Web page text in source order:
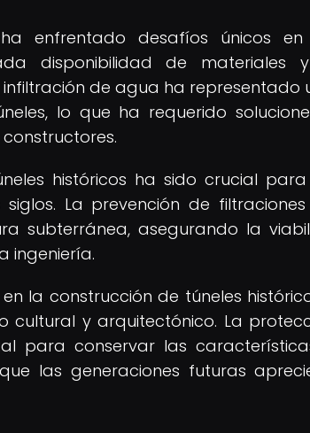
enfrentado desafíos únicos
disponibilidad de materiales
de agua ha representado
lo que ha requerido
históricos ha sido crucial
La prevención de
subterránea, asegurando la
ingeniería.
la construcción de túneles
cultural y arquitectónico. La
para conservar las
las generaciones futuras